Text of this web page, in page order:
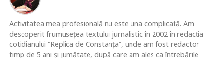
Activitatea mea profesională nu este una complicată. Am
descoperit frumusețea textului jurnalistic în 2002 în redacția
cotidianului “Replica de Constanța”, unde am fost redactor
timp de 5 ani și jumătate, după care am ales ca întrebările